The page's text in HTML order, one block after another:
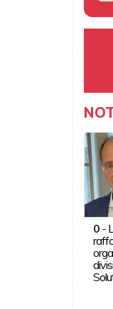
0-